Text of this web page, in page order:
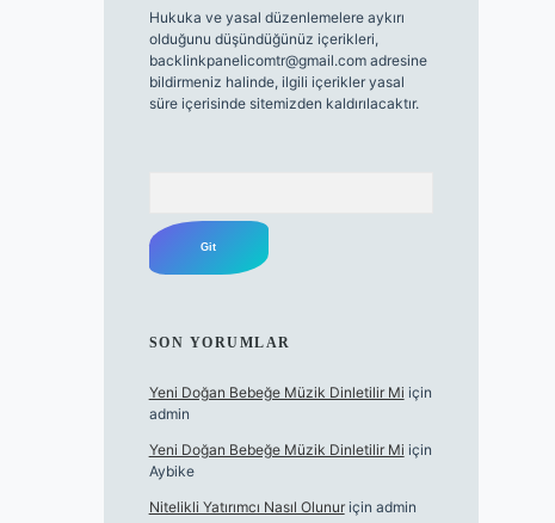
Hukuka ve yasal düzenlemelere aykırı
olduğunu düşündüğünüz içerikleri,
backlinkpanelicomtr@gmail.comadresine
bildirmeniz halinde, ilgili içerikler yasal
süre içerisinde sitemizden kaldırılacaktır.
SON YORUMLAR
Yeni Doğan Bebeğe Müzik Dinletilir Mi için
admin
Yeni Doğan Bebeğe Müzik Dinletilir Mi için
Aybike
Nitelikli Yatırımcı Nasıl Olunuriçin admin